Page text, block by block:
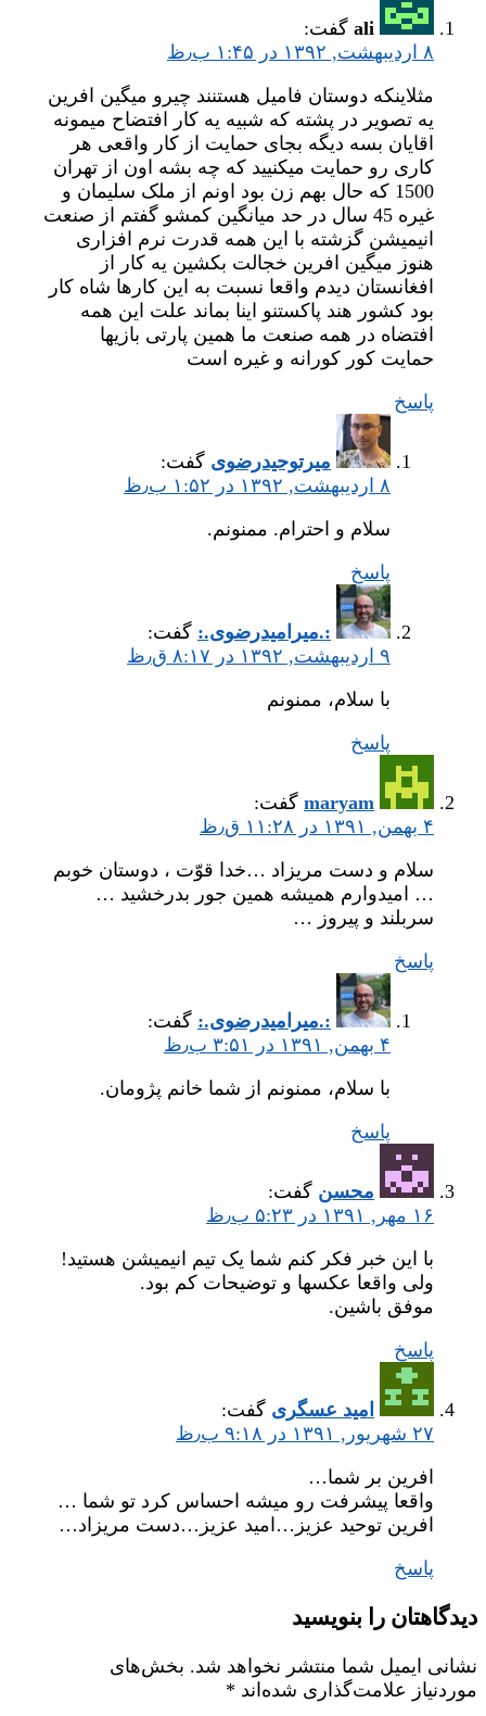
ali گفت:
۸ اردیبهشت, ۱۳۹۲ در ۱:۴۵ ب٫ظ
مثلاینکه دوستان فامیل هستنند چیرو میگین افرین
یه تصویر در پشته که شبیه یه کار افتضاح میمونه
اقایان بسه دیگه بجای حمایت از کار واقعی هر
کاری رو حمایت میکنیید که چه بشه اون از تهران
1500 که حال بهم زن بود اونم از ملک سلیمان و
غیره 45 سال در حد میانگین کمشو گفتم از صنعت
انیمیشن گزشته با این همه قدرت نرم افزاری
هنوز میگین افرین خجالت بکشین یه کار از
افغانستان دیدم واقعا نسبت به این کارها شاه کار
بود کشور هند پاکستنو اینا بماند علت این همه
افتضاه در همه صنعت ما همین پارتی بازیها
حمایت کور کورانه و غیره است
پاسخ
میر‌توحیدرضوی گفت:
۸ اردیبهشت, ۱۳۹۲ در ۱:۵۲ ب٫ظ
سلام و احترام. ممنونم.
پاسخ
:.میر‌امیدرضوی.: گفت:
۹ اردیبهشت, ۱۳۹۲ در ۸:۱۷ ق٫ظ
با سلام، ممنونم
پاسخ
maryam گفت:
۴ بهمن, ۱۳۹۱ در ۱۱:۲۸ ق٫ظ
سلام و دست مریزاد …خدا قوّت ، دوستان خوبم
… امیدوارم همیشه همین جور بدرخشید …
سربلند و پیروز …
پاسخ
:.میر‌امیدرضوی.: گفت:
۴ بهمن, ۱۳۹۱ در ۳:۵۱ ب٫ظ
با سلام، ممنونم از شما خانم پژومان.
پاسخ
محسن گفت:
۱۶ مهر, ۱۳۹۱ در ۵:۲۳ ب٫ظ
با این خبر فکر کنم شما یک تیم انیمیشن هستید!
ولی واقعا عکسها و توضیحات کم بود.
موفق باشین.
پاسخ
امید عسگری گفت:
۲۷ شهریور, ۱۳۹۱ در ۹:۱۸ ب٫ظ
افرین بر شما…
واقعا پیشرفت رو میشه احساس کرد تو شما …
افرین توحید عزیز…امید عزیز…دست مریزاد…
پاسخ
دیدگاهتان را بنویسید
نشانی ایمیل شما منتشر نخواهد شد. بخش‌های
موردنیاز علامت‌گذاری شده‌اند *